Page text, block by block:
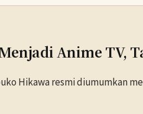
Anime TV,
Hikawa resmi diumumkan